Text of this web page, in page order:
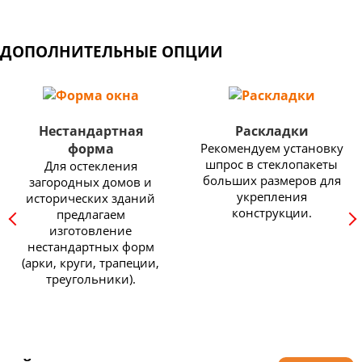
ДОПОЛНИТЕЛЬНЫЕ ОПЦИИ
Нестандартная
форма
Для остекления
загородных домов и
исторических зданий
предлагаем
изготовление
нестандартных форм
(арки, круги, трапеции,
треугольники).
Раскладки
Рекомендуем установку
шпрос в стеклопакеты
больших размеров для
укрепления
конструкции.